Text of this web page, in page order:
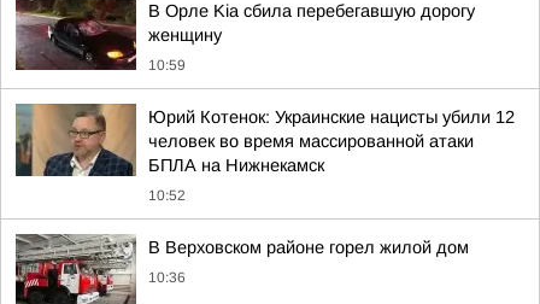
В Орле Kia сбила перебегавшую дорогу
женщину
10:59
Юрий Котенок: Украинские нацисты убили 12
человек во время массированной атаки
БПЛА на Нижнекамск
10:52
В Верховском районе горел жилой дом
10:36